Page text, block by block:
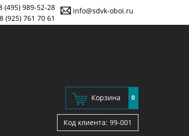
info@sdvk-oboi.ru
(495) 989-52-28
8 (925) 761 70 61
Корзина 0
Код клиента: 99-001